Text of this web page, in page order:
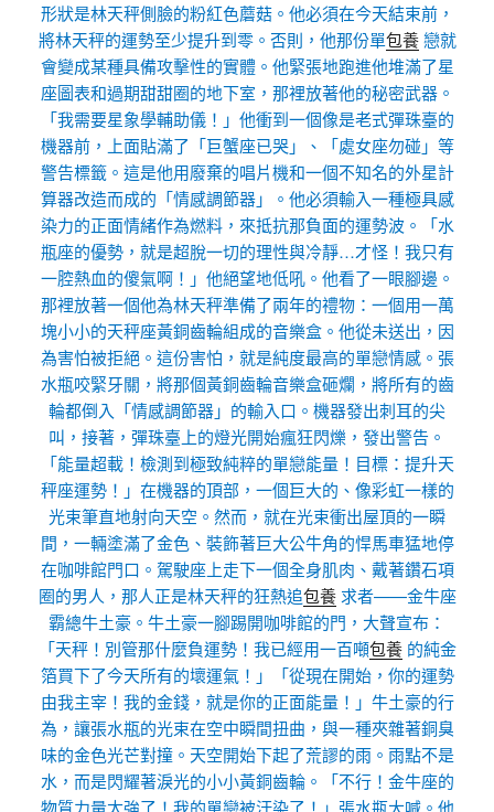
形狀是林天秤側臉的粉紅色蘑菇。他必須在今天結束前，
將林天秤的運勢至少提升到零。否則，他那份單包養戀就
會變成某種具備攻擊性的實體。他緊張地跑進他堆滿了星
座圖表和過期甜甜圈的地下室，那裡放著他的秘密武器。
「我需要星象學輔助儀！」他衝到一個像是老式彈珠臺的
機器前，上面貼滿了「巨蟹座已哭」、「處女座勿碰」等
警告標籤。這是他用廢棄的唱片機和一個不知名的外星計
算器改造而成的「情感調節器」。他必須輸入一種極具感
染力的正面情緒作為燃料，來抵抗那負面的運勢波。「水
瓶座的優勢，就是超脫一切的理性與冷靜…才怪！我只有
一腔熱血的傻氣啊！」他絕望地低吼。他看了一眼腳邊。
那裡放著一個他為林天秤準備了兩年的禮物：一個用一萬
塊小小的天秤座黃銅齒輪組成的音樂盒。他從未送出，因
為害怕被拒絕。這份害怕，就是純度最高的單戀情感。張
水瓶咬緊牙關，將那個黃銅齒輪音樂盒砸爛，將所有的齒
輪都倒入「情感調節器」的輸入口。機器發出刺耳的尖
叫，接著，彈珠臺上的燈光開始瘋狂閃爍，發出警告。
「能量超載！檢測到極致純粹的單戀能量！目標：提升天
秤座運勢！」在機器的頂部，一個巨大的、像彩虹一樣的
光束筆直地射向天空。然而，就在光束衝出屋頂的一瞬
間，一輛塗滿了金色、裝飾著巨大公牛角的悍馬車猛地停
在咖啡館門口。駕駛座上走下一個全身肌肉、戴著鑽石項
圈的男人，那人正是林天秤的狂熱追包養求者——金牛座
霸總牛土豪。牛土豪一腳踢開咖啡館的門，大聲宣布：
「天秤！別管那什麼負運勢！我已經用一百噸包養的純金
箔買下了今天所有的壞運氣！」「從現在開始，你的運勢
由我主宰！我的金錢，就是你的正面能量！」牛土豪的行
為，讓張水瓶的光束在空中瞬間扭曲，與一種夾雜著銅臭
味的金色光芒對撞。天空開始下起了荒謬的雨。雨點不是
水，而是閃耀著淚光的小小黃銅齒輪。「不行！金牛座的
物質力量太強了！我的單戀被汙染了！」張水瓶大喊。他